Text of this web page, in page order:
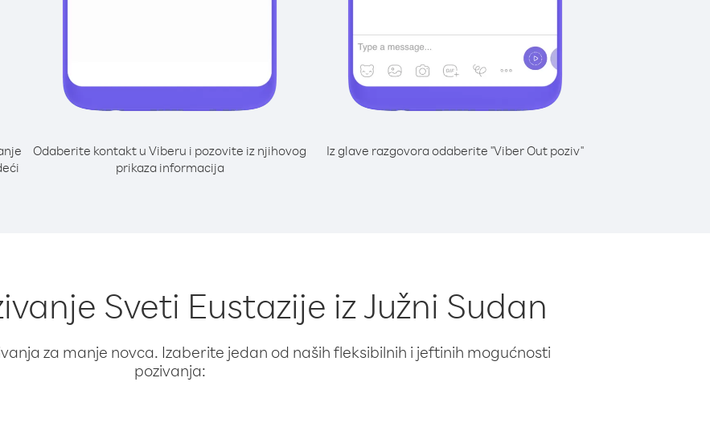
Odaberite kontakt u Viberu i pozovite iz njihovog
prikaza informacija
Iz glave razgovora odaberite "Viber Out poziv"
Sveti Eustazije iz Južni Sudan
za manje novca. Izaberite jedan od naših fleksibilnih i jeftinih mogućnosti
pozivanja: